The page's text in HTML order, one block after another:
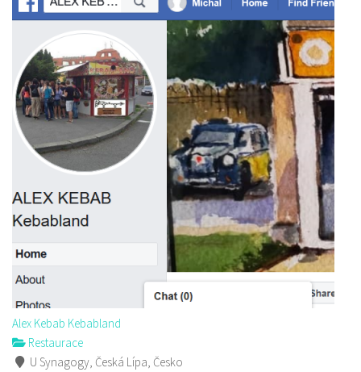
Alex Kebab Kebabland
Restaurace
U Synagogy, Česká Lípa, Česko